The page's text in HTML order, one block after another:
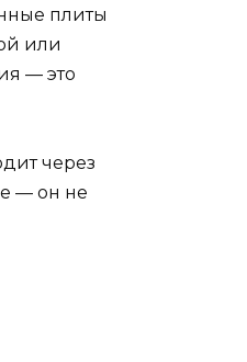
плиты
или
— это
через
— он не